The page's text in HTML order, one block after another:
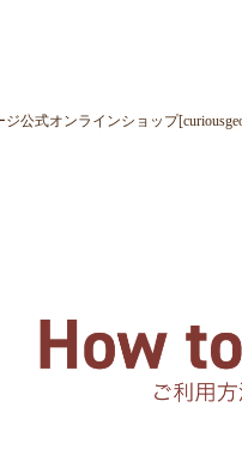
公式オンラインショップ